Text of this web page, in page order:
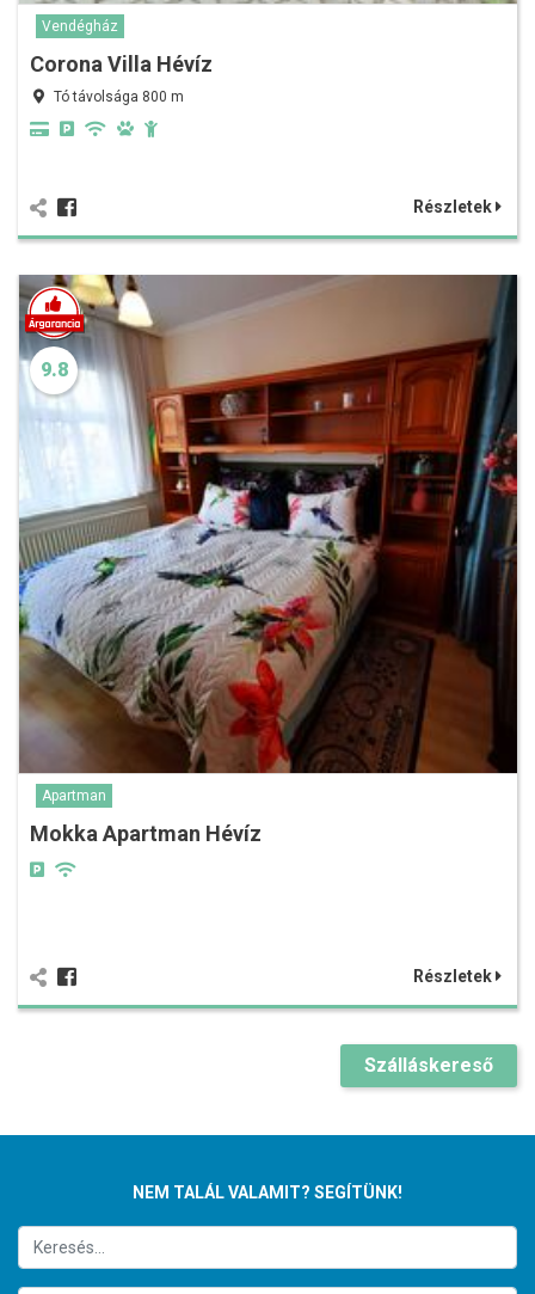
Vendégház
Corona Villa Hévíz
Tó távolsága 800 m
Részletek
9.8
Apartman
Mokka Apartman Hévíz
Részletek
Szálláskereső
NEM TALÁL VALAMIT? SEGÍTÜNK!